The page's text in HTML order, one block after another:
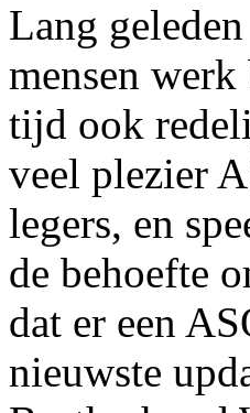
Lang
mensen
tijd ook
veel plezier
legers, en
de behoefte
dat er een
nieuwste